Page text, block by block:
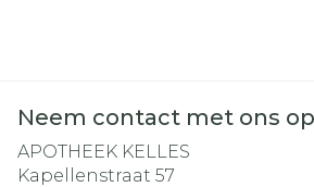
Neem contact met ons op
APOTHEEK KELLES
Kapellenstraat 57